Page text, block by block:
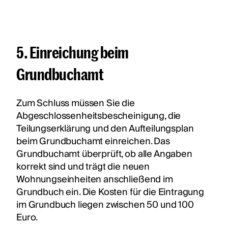
5. Einreichung beim
Grundbuchamt
Zum Schluss müssen Sie die
Abgeschlossenheitsbescheinigung, die
Teilungserklärung und den Aufteilungsplan
beim Grundbuchamt einreichen. Das
Grundbuchamt überprüft, ob alle Angaben
korrekt sind und trägt die neuen
Wohnungseinheiten anschließend im
Grundbuch ein. Die Kosten für die Eintragung
im Grundbuch liegen zwischen 50 und 100
Euro.